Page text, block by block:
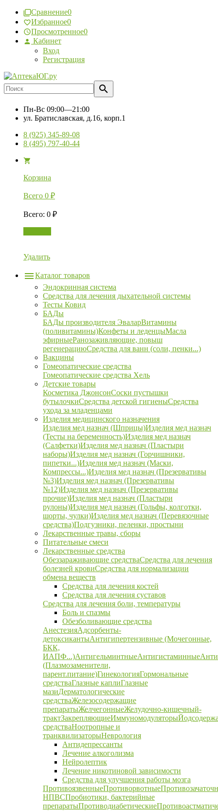
Сравнение0
Избранное0
Просмотренное0
Кабинет
Вход
Регистрация
Пн-Вс 09:00—21:00
ул. Братиславская, д.16, корп.1
8 (925) 345-89-08
8 (495) 797-40-44
Корзина
Всего 0 ₽
Всего: 0 ₽
Удалить
Каталог товаров
Эндокринная система
Средства для лечения дыхательной системы
Тесты Ковид
БАДы
БАДы производителя ЭваларВитамины
(поливитамины)Конфеты и леденцыМасла
эфирныеРанозаживляющие, повыш
регенерациюСредства для ванн (соли, пенки...)
Вакцины
Гомеопатические средства
Гомеопатические средства Хель
Детские товары
Косметика ДжонсонСоски пустышки
бутылочкиСредства детской гигиеныСредства
ухода за младенцами
Изделия медицинского назначения
Изделия мед назнач (Шприцы)Изделия мед назнач
(Тесты на беременность)Изделия мед назнач
(Салфетки)Изделия мед назнач (Пластыри
наборы)Изделия мед назнач (Горчишники,
пипетки...)Изделия мед назнач (Маски,
Компрессы...)Изделия мед назнач (Презервативы
№3)Изделия мед назнач (Презервативы
№12)Изделия мед назнач (Презервативы
прочие)Изделия мед назнач (Пластыри
рулоны)Изделия мед назнач (Гольфы, колготки,
шорты, чулки)Изделия мед назнач (Перевязочные
средства)Подгузники, пеленки, простыни
Лекарственные травы, сборы
Питательные смеси
Лекарственные средства
Обеззараживающие средстваСредства для лечения
болезней кровиСредства для нормализации
обмена веществ
Средства для лечения костей
Средства для лечения суставов
Средства для лечения боли, температуры
Боль и спазмы
Обезболивающие средства
АнестезияАдсорбенты-
детоксикантыАнтигипертензивные (Мочегонные,
БКК,
ИАПФ...)АнтигельминтныеАнтигистаминные
(Плазмозаменители,
парент.питание)ГинекологияГормональные
средстваГлазные каплиГлазные
мазиДерматологические
средстваЖелезосодержащие
препаратыЖелчегонныеЖелудочно-кишечный-
трактЗакрепляющиеИммуномодуляторы
средстваНоотропные и
транквилизаторыНеврология
Антидепрессанты
Лечение алкоголизма
Нейролептик
Лечение никотиновой зависимости
Средства для улучшения работы мозга
ПротивоязвенныеПротиворвотные
НПВСПробиотики, бактерийные
препаратыПротиводиабетические